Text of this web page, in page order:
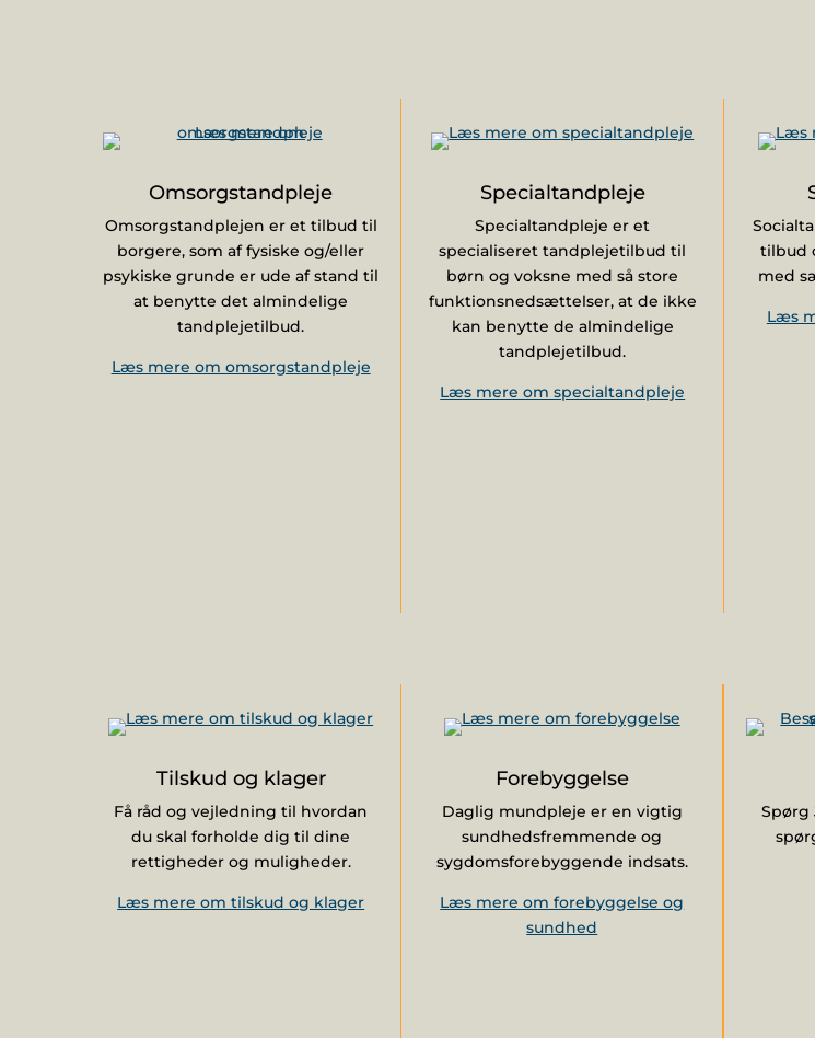
Omsorgstandpleje
Omsorgstandplejen er et tilbud til
borgere, som af fysiske og/eller
psykiske grunde er ude af stand til
at benytte det almindelige
tandplejetilbud.
Læs mere om omsorgstandpleje
Specialtandpleje
Specialtandpleje er et
specialiseret tandplejetilbud til
børn og voksne med så store
funktionsnedsættelser, at de ikke
kan benytte de almindelige
tandplejetilbud.
Læs mere om specialtandpleje
tilbud
med
Læs
Tilskud og klager
Få råd og vejledning til hvordan
du skal forholde dig til dine
rettigheder og muligheder.
Læs mere om tilskud og klager
Forebyggelse
Daglig mundpleje er en vigtig
sundhedsfremmende og
sygdomsforebyggende indsats.
Læs mere om forebyggelse og
sundhed
Spørg